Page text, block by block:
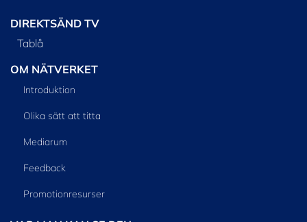
DIREKTSÄND TV
Tablå
OM NÄTVERKET
Introduktion
Olika sätt att titta
Mediarum
Feedback
Promotionresurser